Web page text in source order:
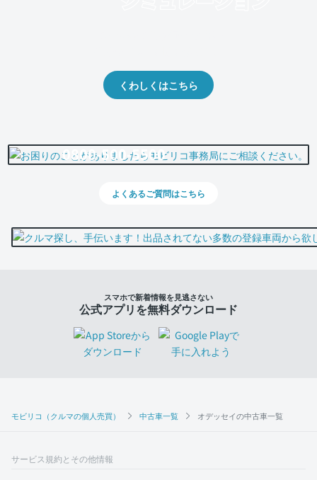
モビリコ（クルマの個人売買） 中古車一覧 オデッセイの中古車一覧
くわしくはこちら
0800-500-5500
よくあるご質問はこちら
スマホで新着情報を見逃さない
公式アプリを無料ダウンロード
サービス規約とその他情報